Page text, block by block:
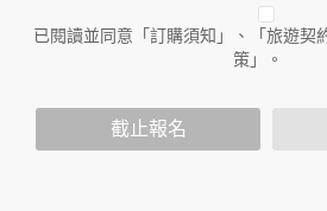
人員。例如您透過本公司旗下網站上的
放連結的廠商也可能蒐集您個人的資
人資訊，這些廣告廠商或連結網站有其
您個人在本網站上的聊天室或討論區中
已閱讀並同意「訂購須知」、「旅遊契
策」。
截止報名